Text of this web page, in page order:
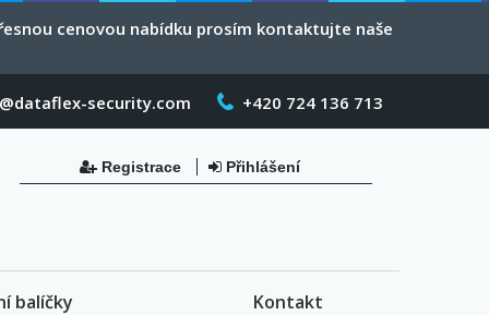
cenovou nabídku prosím kontaktujte naše
+420 724 136 713
security.com
Registrace Přihlášení
balíčky Kontakt